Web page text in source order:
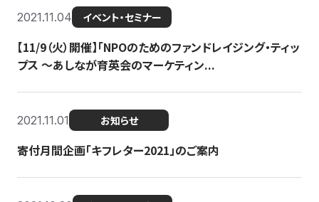
2021.11.04 イベント・セミナー
【11/9（火）開催】「NPOのためのファンドレイジング・ティッ
プス 〜あしなが育英会のマーケティン...
2021.11.01 お知らせ
寄付月間企画「キフレター2021」のご案内